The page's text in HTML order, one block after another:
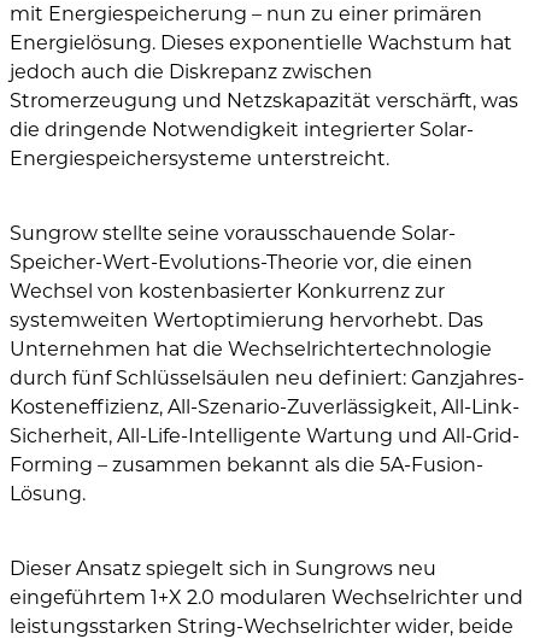
mit Energiespeicherung – nun zu einer primären
Energielösung. Dieses exponentielle Wachstum hat
jedoch auch die Diskrepanz zwischen
Stromerzeugung und Netzskapazität verschärft, was
die dringende Notwendigkeit integrierter Solar-
Energiespeichersysteme unterstreicht.
Sungrow stellte seine vorausschauende Solar-
Speicher-Wert-Evolutions-Theorie vor, die einen
Wechsel von kostenbasierter Konkurrenz zur
systemweiten Wertoptimierung hervorhebt. Das
Unternehmen hat die Wechselrichtertechnologie
durch fünf Schlüsselsäulen neu definiert: Ganzjahres-
Kosteneffizienz, All-Szenario-Zuverlässigkeit, All-Link-
Sicherheit, All-Life-Intelligente Wartung und All-Grid-
Forming – zusammen bekannt als die 5A-Fusion-
Lösung.
Dieser Ansatz spiegelt sich in Sungrows neu
eingeführtem 1+X 2.0 modularen Wechselrichter und
leistungsstarken String-Wechselrichter wider, beide